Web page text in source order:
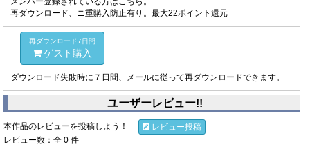
再ダウンロード、ニ重購入防止有り。最大22ポイント還元
再ダウンロード7日間
ゲスト購入
ダウンロード失敗時に７日間、メールに従って再ダウンロードできます。
ユーザーレビュー!!
本作品のレビューを投稿しよう！
レビュー投稿
レビュー数：全 0 件